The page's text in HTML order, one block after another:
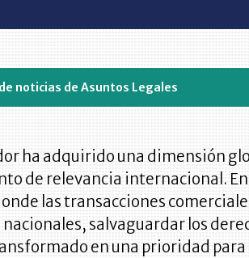
noticias de Asuntos Legales
ha adquirido una dimensión
de relevancia internacional.
las transacciones
salvaguardar los
en una prioridad para